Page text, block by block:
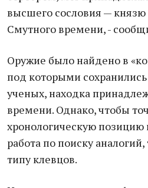
высшего сословия —
Смутного времени, -
Оружие было найдено в
под которыми
ученых, находка
времени. Однако, чтобы
хронологическую позицию
работа по поиску
типу клевцов.